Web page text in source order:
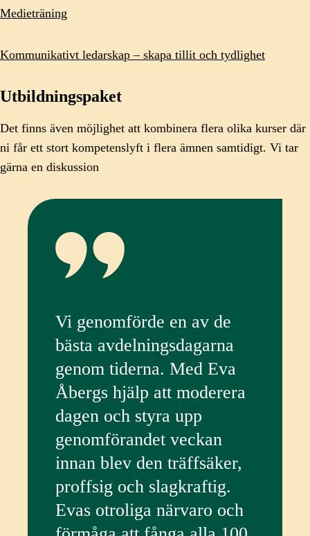
Medieträning
Kommunikativt ledarskap – skapa tillit och tydlighet
Utbildningspaket
Det finns även möjlighet att kombinera flera olika kurser där
ni får ett stort kompetenslyft i flera ämnen samtidigt. Vi tar
gärna en diskussion
Vi genomförde en av de
bästa avdelningsdagarna
genom tiderna. Med Eva
Åbergs hjälp att moderera
dagen och styra upp
genomförandet veckan
innan blev den träffsäker,
proffsig och slagkraftig.
Evas otroliga närvaro och